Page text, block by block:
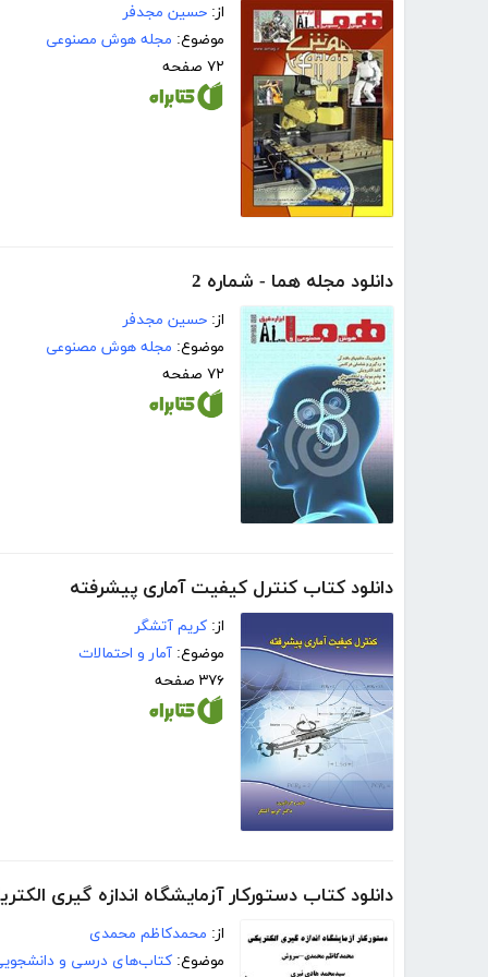
از: حسین مجدفر
موضوع: مجله هوش مصنوعی
۷۲ صفحه
دانلود مجله هما - شماره 2
از: حسین مجدفر
موضوع: مجله هوش مصنوعی
۷۲ صفحه
دانلود کتاب کنترل کیفیت آماری پیشرفته
از: کریم آتشگر
موضوع: آمار و احتمالات
۳۷۶ صفحه
دانلود کتاب دستورکار آزمایشگاه اندازه گیری
از: محمدکاظم محمدی
موضوع: کتاب‌های درسی و